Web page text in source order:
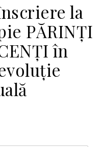
la
PĂRINȚI
în